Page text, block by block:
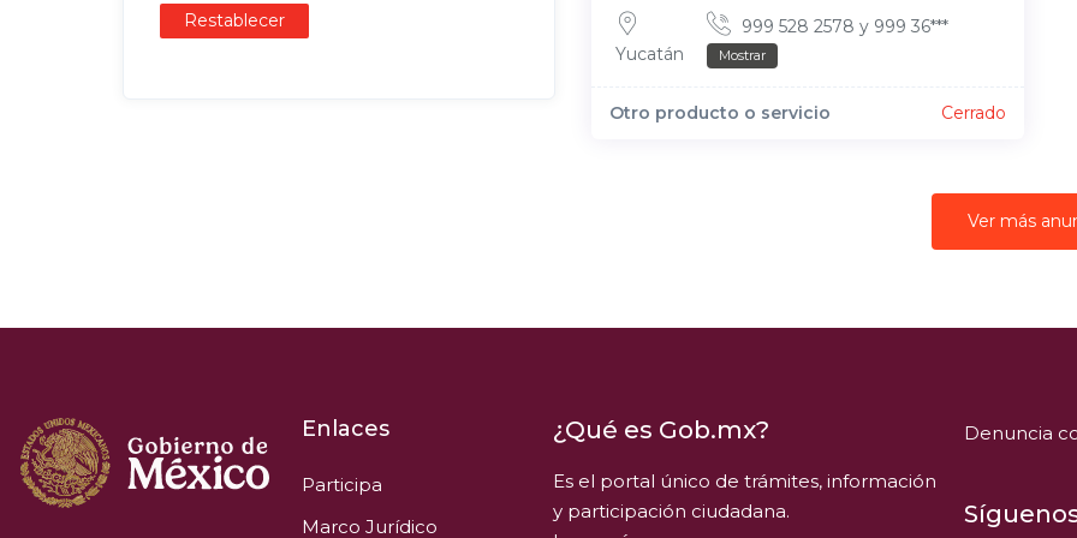
Restablecer
Yucatán
999 528 2578 y 999 36***
Mostrar
Otro producto o servicio Cerrado
Ver más
Enlaces
Participa
Marco Jurídico
¿Qué es Gob.mx?
Es el portal único de trámites, información
y participación ciudadana.
Denuncia